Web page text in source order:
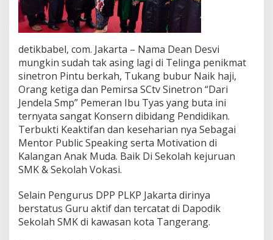
I
H
G
L
A
R
S
2
C
U
M
L
A
U
detikbabel, com. Jakarta – Nama Dean Desvi
mungkin sudah tak asing lagi di Telinga penikmat
sinetron Pintu berkah, Tukang bubur Naik haji,
Orang ketiga dan Pemirsa SCtv Sinetron “Dari
Jendela Smp” Pemeran Ibu Tyas yang buta ini
ternyata sangat Konsern dibidang Pendidikan.
Terbukti Keaktifan dan keseharian nya Sebagai
Mentor Public Speaking serta Motivation di
Kalangan Anak Muda. Baik Di Sekolah kejuruan
SMK & Sekolah Vokasi.
Selain Pengurus DPP PLKP Jakarta dirinya
berstatus Guru aktif dan tercatat di Dapodik
Sekolah SMK di kawasan kota Tangerang.